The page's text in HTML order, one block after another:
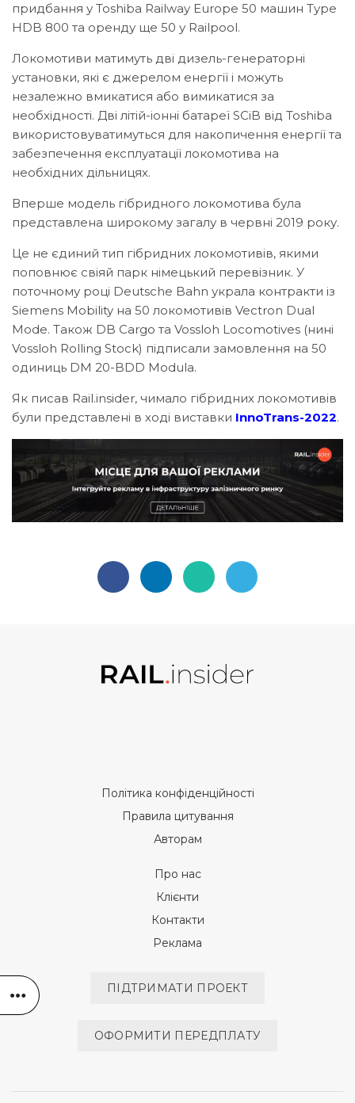
придбання у Toshiba Railway Europe 50 машин Type
HDB 800 та оренду ще 50 у Railpool.
Локомотиви матимуть дві дизель-генераторні
установки, які є джерелом енергії і можуть
незалежно вмикатися або вимикатися за
необхідності. Дві літій-іонні батареї SCiB від Toshiba
використовуватимуться для накопичення енергії та
забезпечення експлуатації локомотива на
необхідних дільницях.
Вперше модель гібридного локомотива була
представлена широкому загалу в червні 2019 року.
Це не єдиний тип гібридних локомотивів, якими
поповнює свіяй парк німецький перевізник. У
поточному році Deutsche Bahn украла контракти із
Siemens Mobility на 50 локомотивів Vectron Dual
Mode. Також DB Cargo та Vossloh Locomotives (нині
Vossloh Rolling Stock) підписали замовлення на 50
одиниць DM 20-BDD Modula.
Як писав Rail.insider, чимало гібридних локомотивів
були представлені в ході виставки InnoTrans-2022.
Політика конфіденційності
Правила цитування
Авторам
Про нас
Клієнти
Контакти
Реклама
ПІДТРИМАТИ ПРОЕКТ
ОФОРМИТИ ПЕРЕДПЛАТУ